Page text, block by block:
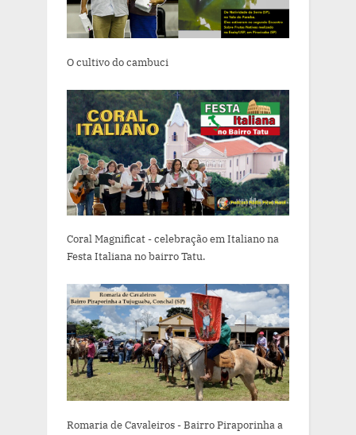
O cultivo do cambuci
Coral Magnificat - celebração em Italiano na
Festa Italiana no bairro Tatu.
Romaria de Cavaleiros - Bairro Piraporinha a